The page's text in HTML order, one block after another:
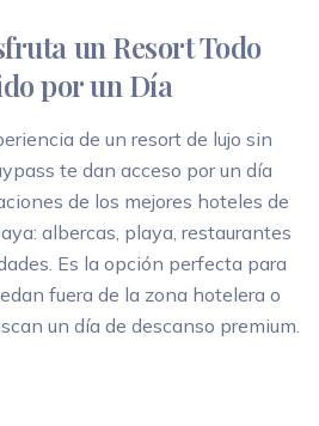
un Resort Todo
por un Día
de un resort de lujo sin
te dan acceso por un día
de los mejores hoteles de
albercas, playa, restaurantes
Es la opción perfecta para
fuera de la zona hotelera o
un día de descanso premium.